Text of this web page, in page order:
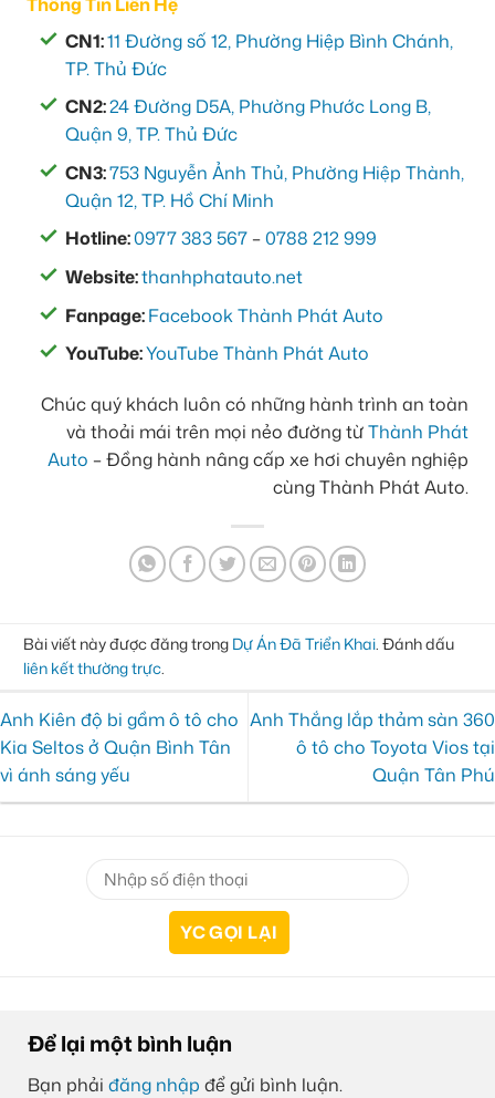
CN1:11 Đường số 12, Phường Hiệp Bình Chánh,
TP. Thủ Đức
CN2:24 Đường D5A, Phường Phước Long B,
Quận 9, TP. Thủ Đức
CN3:753 Nguyễn Ảnh Thủ, Phường Hiệp Thành,
Quận 12, TP. Hồ Chí Minh
Hotline:0977 383 567 –0788 212 999
Website:thanhphatauto.net
Fanpage:Facebook Thành Phát Auto
YouTube:YouTube Thành Phát Auto
Chúc quý khách luôn có những hành trình an toàn
và thoải mái trên mọi nẻo đường từThành Phát
Auto – Đồng hành nâng cấp xe hơi chuyên nghiệp
cùng Thành Phát Auto.
Bài viết này được đăng trong Dự Án Đã Triển Khai. Đánh dấu
liên kết thường trực.
Anh Kiên độ bi gầm ô tô cho
Kia Seltos ở Quận Bình Tân
vì ánh sáng yếu
Anh Thắng lắp thảm sàn 360
ô tô cho Toyota Vios tại
Quận Tân Phú
Để lại một bình luận
Bạn phải đăng nhập để gửi bình luận.